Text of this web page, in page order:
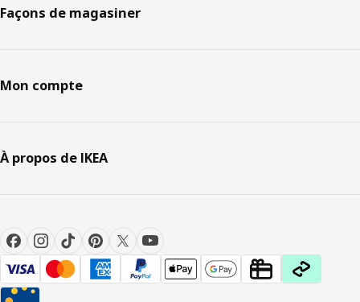
Façons de magasiner
Mon compte
À propos de IKEA